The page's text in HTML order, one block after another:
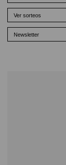
Ver sorteos
Newsletter